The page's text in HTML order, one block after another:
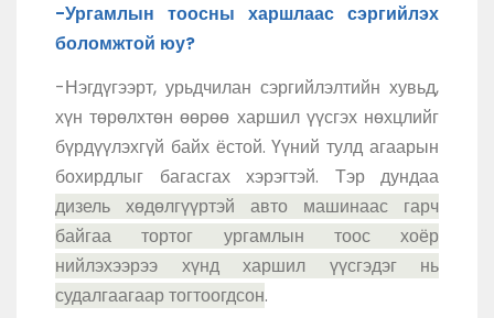
-Ургамлын тоосны харшлаас сэргийлэх
боломжтой юу?
-Нэгдүгээрт, урьдчилан сэргийлэлтийн хувьд,
хүн төрөлхтөн өөрөө харшил үүсгэх нөхцлийг
бүрдүүлэхгүй байх ёстой. Үүний тулд агаарын
бохирдлыг багасгах хэрэгтэй. Тэр дундаа
дизель хөдөлгүүртэй авто машинаас гарч
байгаа тортог ургамлын тоос хоёр
нийлэхээрээ хүнд харшил үүсгэдэг нь
судалгаагаар тогтоогдсон.